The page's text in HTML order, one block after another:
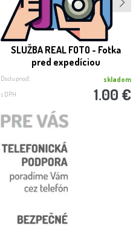
SLUŽBA REAL FOTO - Fotka
pred expedíciou
Dostupnosť: skladom
s DPH 1.00 €